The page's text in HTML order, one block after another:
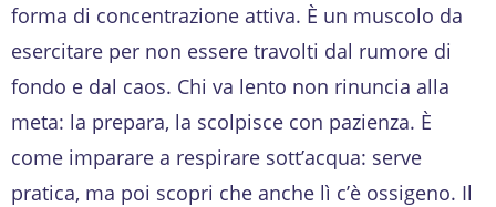
forma di concentrazione attiva. È un muscolo da
esercitare per non essere travolti dal rumore di
fondo e dal caos. Chi va lento non rinuncia alla
meta: la prepara, la scolpisce con pazienza. È
come imparare a respirare sott’acqua: serve
pratica, ma poi scopri che anche lì c’è ossigeno. Il